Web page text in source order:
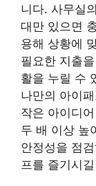
니다. 사무실
대만 있으면
용해 상황에
필요한 지출
활을 누릴 수
나만의 아이
작은 아이디
두 배 이상 높
안정성을 점
프를 즐기시